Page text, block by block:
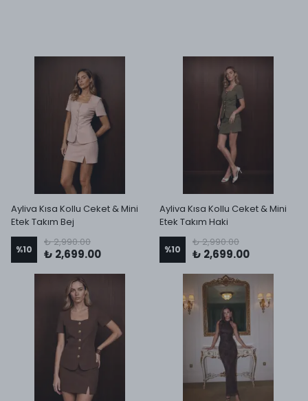
Ayliva Kısa Kollu Ceket & Mini
Etek Takım Bej
%10
₺ 2,990.00
₺ 2,699.00
Ayliva Kısa Kollu Ceket & Mini
Etek Takım Haki
%10
₺ 2,990.00
₺ 2,699.00